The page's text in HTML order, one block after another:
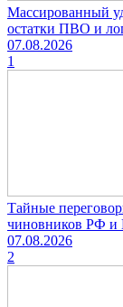
Массированный
остатки ПВО и
07.08.2026
1
Тайные
чиновников РФ и
07.08.2026
2